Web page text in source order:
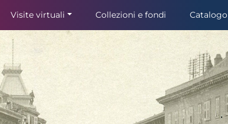
Visite virtuali Collezioni e fondi Catalogo